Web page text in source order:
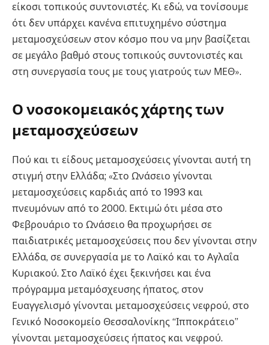
είκοσι τοπικούς συντονιστές. Kι εδώ, να τονίσουμε
ότι δεν υπάρχει κανένα επιτυχημένο σύστημα
μεταμοσχεύσεων στον κόσμο που να μην βασίζεται
σε μεγάλο βαθμό στους τοπικούς συντονιστές και
στη συνεργασία τους με τους γιατρούς των ΜΕΘ».
Ο νοσοκομειακός χάρτης των
μεταμοσχεύσεων
Πού και τι είδους μεταμοσχεύσεις γίνονται αυτή τη
στιγμή στην Ελλάδα; «Στο Ωνάσειο γίνονται
μεταμοσχεύσεις καρδιάς από το 1993 και
πνευμόνων από το 2000. Εκτιμώ ότι μέσα στο
Φεβρουάριο το Ωνάσειο θα προχωρήσει σε
παιδιατρικές μεταμοσχεύσεις που δεν γίνονται στην
Ελλάδα, σε συνεργασία με το Λαϊκό και το Αγλαΐα
Κυριακού. Στο Λαϊκό έχει ξεκινήσει και ένα
πρόγραμμα μεταμόσχευσης ήπατος, στον
Ευαγγελισμό γίνονται μεταμοσχεύσεις νεφρού, στο
Γενικό Νοσοκομείο Θεσσαλονίκης “Ιπποκράτειο”
γίνονται μεταμοσχεύσεις ήπατος και νεφρού.